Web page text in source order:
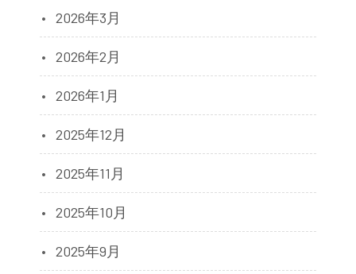
2026年3月
2026年2月
2026年1月
2025年12月
2025年11月
2025年10月
2025年9月